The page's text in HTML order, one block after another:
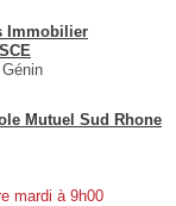
Immobilier
Mutuel Sud Rhone
mardi à 9h00